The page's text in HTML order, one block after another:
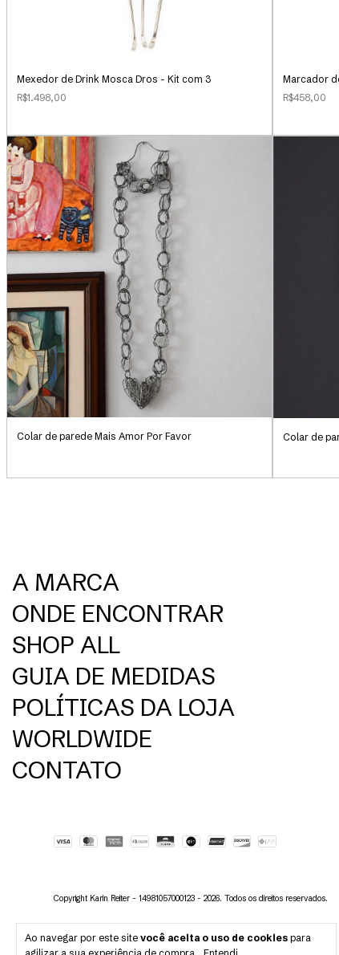
Ao navegar por este site você aceita o uso de cookies para
Mexedor de Drink Mosca Dros - Kit com 3
R$1.498,00
Marcador
R$458,00
Colar de parede Mais Amor Por Favor Colar de
A MARCA
ONDE ENCONTRAR
SHOP ALL
GUIA DE MEDIDAS
POLÍTICAS DA LOJA
WORLDWIDE
CONTATO
Copyright Karin Reiter - 14981057000123 - 2026. Todos os direitos reservados.